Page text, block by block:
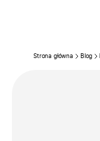
Strona główna Blog